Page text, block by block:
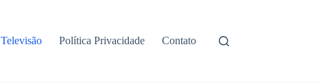
Televisão Política Privacidade Contato